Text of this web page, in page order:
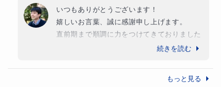
また、不測の事態に備えた併願校のお声掛け
についても、そのように温かく受け取ってい
ただけて大変救われる思いです。
この度は、私を信頼して娘様のご指導をお任
せいただき、本当にありがとうございまし
いつもありがとうございます！
嬉しいお言葉、誠に感謝申し上げます。
直前期まで順調に力をつけてきておりました
ので、私も全く心配しておりませんでした。
っておられ、とても素晴らしいと思っており
続きを読む
もっと見る